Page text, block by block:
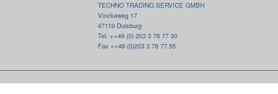
TECHNO TRADING SERVICE GMBH
Vinckeweg 17
47119 Duisburg
Tel. ++49 (0) 203 3 78 77 30
Fax ++49 (0)203 3 78 77 55